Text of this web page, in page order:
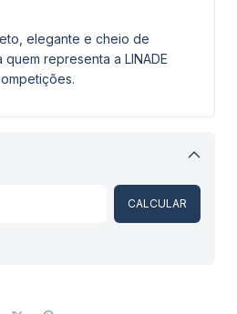
elegante e cheio de
representa a LINADE
Alterar CEP
CALCULAR